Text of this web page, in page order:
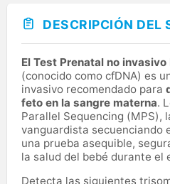
DESCRIPCIÓN DEL
El Test Prenatal no
(conocido como cfDNA) es
invasivo recomendado para
feto en la sangre materna.
Parallel Sequencing (MPS),
vanguardista secuenciando
una prueba asequible,
la salud del bebé durante el
Detecta las siguientes